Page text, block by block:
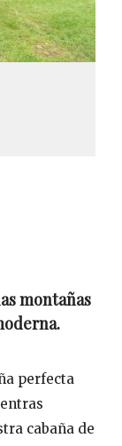
montañas
perfecta
cabaña de